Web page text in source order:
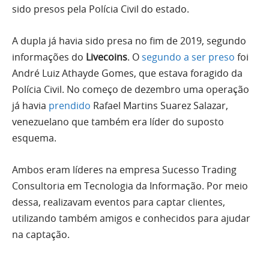
sido presos pela Polícia Civil do estado.
A dupla já havia sido presa no fim de 2019, segundo
informações do Livecoins. O segundo a ser preso foi
André Luiz Athayde Gomes, que estava foragido da
Polícia Civil. No começo de dezembro uma operação
já havia prendido Rafael Martins Suarez Salazar,
venezuelano que também era líder do suposto
esquema.
Ambos eram líderes na empresa Sucesso Trading
Consultoria em Tecnologia da Informação. Por meio
dessa, realizavam eventos para captar clientes,
utilizando também amigos e conhecidos para ajudar
na captação.